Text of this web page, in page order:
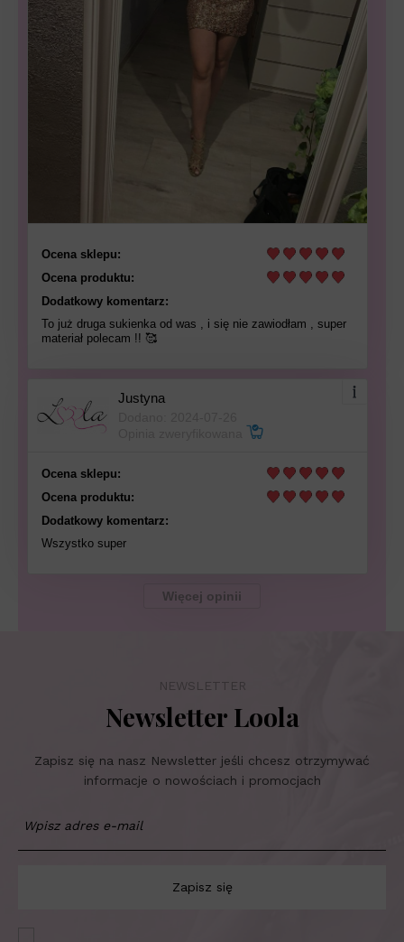
Ocena sklepu:
Ocena produktu:
Dodatkowy komentarz:
To już druga sukienka od was , i się nie zawiodłam , super
materiał polecam !! 🥰
Justyna
Ocena sklepu:
Ocena produktu:
Dodatkowy komentarz:
Wszystko super
Więcej opinii
NEWSLETTER
Newsletter Loola
Zapisz się na nasz Newsletter jeśli chcesz otrzymywać
informacje o nowościach i promocjach
Zapisz się